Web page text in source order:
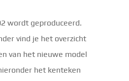
wordt geproduceerd.
vind je het overzicht
van het nieuwe model
het kenteken